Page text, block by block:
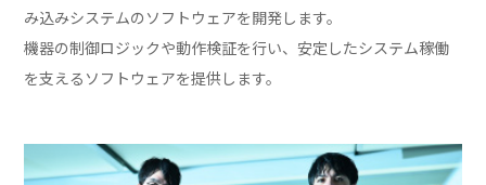
み込みシステムのソフトウェアを開発します。
機器の制御ロジックや動作検証を行い、安定したシステム稼働
を支えるソフトウェアを提供します。